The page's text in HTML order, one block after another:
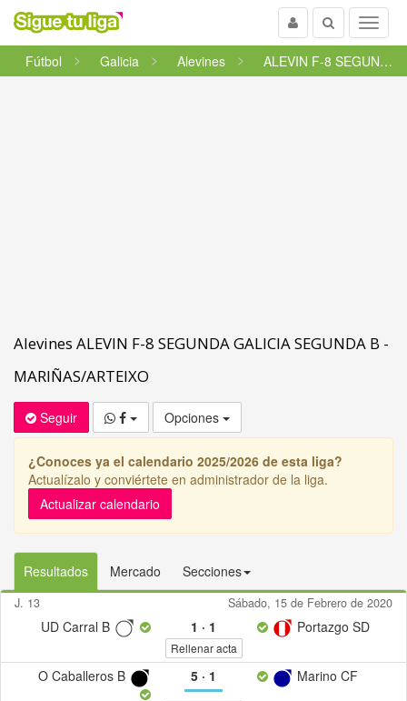
Menu
Buscar
Usuario
Fútbol
Galicia Alevines ALEVIN F-8 SEGUNDA GALICIA SEG...
Alevines ALEVIN F-8 SEGUNDA GALICIA SEGUNDA B -
MARIÑAS/ARTEIXO
Seguir Opciones
¿Conoces ya el calendario 2025/2026 de esta liga?
Actualízalo y conviértete en administrador de la liga.
Actualizar calendario
Resultados Mercado Secciones
J. 13 Sábado, 15 de Febrero de 2020
UD Carral B 1 · 1 Portazgo SD
Rellenar acta
O Caballeros B 5· 1 Marino CF